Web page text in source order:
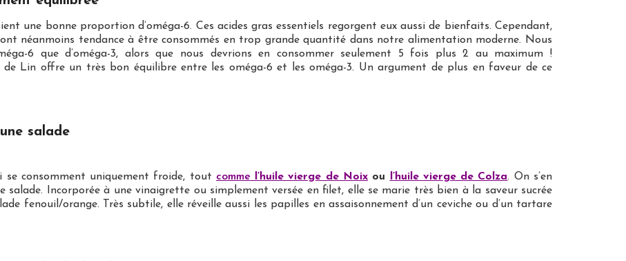
une bonne proportion d’oméga-6. Ces acides gras essentiels regorgent eux aussi de bienfaits. Cependant,
ont néanmoins tendance à être consommés en trop grande quantité dans notre alimentation moderne. Nous
6 que d’oméga-3, alors que nous devrions en consommer seulement 5 fois plus 2 au maximum !
de Lin offre un très bon équilibre entre les oméga-6 et les oméga-3. Un argument de plus en faveur de ce
salade
se consomment uniquement froide, tout commel’huile vierge de Noix ou l’huile vierge de Colza. On s’en
salade. Incorporée à une vinaigrette ou simplement versée en filet, elle se marie très bien à la saveur sucrée
fenouil/orange. Très subtile, elle réveille aussi les papilles en assaisonnement d’un ceviche ou d’un tartare